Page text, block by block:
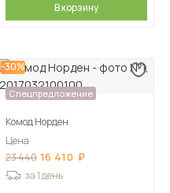
В корзину
-30%
Спецпредложение
Комод Норден
Цена
23 440 16 410
за 1 день